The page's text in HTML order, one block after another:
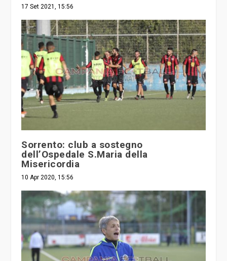
17 Set 2021, 15:56
Sorrento: club a sostegno
dell’Ospedale S.Maria della
Misericordia
10 Apr 2020, 15:56